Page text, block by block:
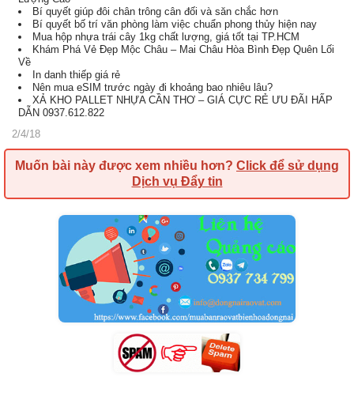
Bí quyết giúp đôi chân trông cân đối và săn chắc hơn
Bí quyết bố trí văn phòng làm việc chuẩn phong thủy hiện nay
Mua hộp nhựa trái cây 1kg chất lượng, giá tốt tại TP.HCM
Khám Phá Vẻ Đẹp Mộc Châu – Mai Châu Hòa Bình Đẹp Quên Lối
Về
In danh thiếp giá rẻ
Nên mua eSIM trước ngày đi khoảng bao nhiêu lâu?
XẢ KHO PALLET NHỰA CẦN THƠ – GIÁ CỰC RẺ ƯU ĐÃI HẤP
DẪN 0937.612.822
2/4/18
Muốn bài này được xem nhiều hơn? Click để sử dụng
Dịch vụ Đẩy tin